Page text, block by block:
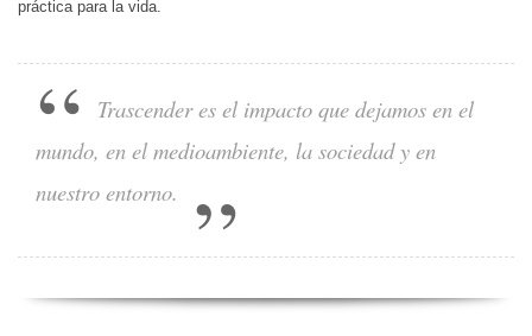
práctica para la vida.
Trascender es el impacto que dejamos en el
mundo, en el medioambiente, la sociedad y en
nuestro entorno.